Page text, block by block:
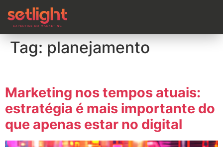
Tag: planejamento
Marketing nos tempos atuais:
estratégia é mais importante do
que apenas estar no digital